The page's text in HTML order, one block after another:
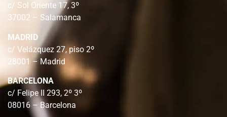
c/ Sol Oriente 17, 3º
37002 – Salamanca
MADRID
c/ Velázquez 27, piso 2º
28001 – Madrid
BARCELONA
c/ Felipe II 293, 2º 3º
08016 – Barcelona